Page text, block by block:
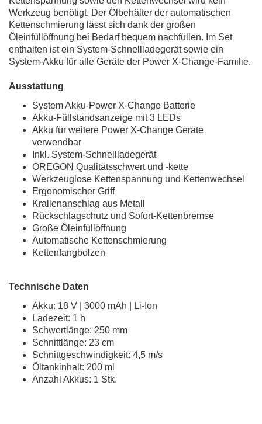
Werkzeug benötigt. Der Ölbehälter der automatischen
Kettenschmierung lässt sich dank der großen
Öleinfüllöffnung bei Bedarf bequem nachfüllen. Im Set
enthalten ist ein System-Schnellladegerät sowie ein
System-Akku für alle Geräte der Power X-Change-Familie.
Ausstattung
System Akku-Power X-Change Batterie
Akku-Füllstandsanzeige mit 3 LEDs
Akku für weitere Power X-Change Geräte
verwendbar
Inkl. System-Schnellladegerät
OREGON Qualitätsschwert und -kette
Werkzeuglose Kettenspannung und Kettenwechsel
Ergonomischer Griff
Krallenanschlag aus Metall
Rückschlagschutz und Sofort-Kettenbremse
Große Öleinfüllöffnung
Automatische Kettenschmierung
Kettenfangbolzen
Technische Daten
Akku: 18 V | 3000 mAh | Li-Ion
Ladezeit: 1 h
Schwertlänge: 250 mm
Schnittlänge: 23 cm
Schnittgeschwindigkeit: 4,5 m/s
Öltankinhalt: 200 ml
Anzahl Akkus: 1 Stk.